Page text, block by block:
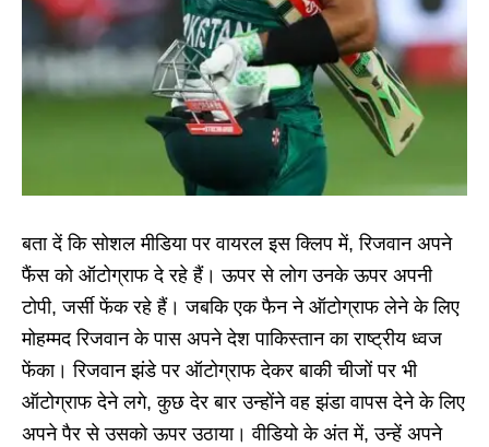
बता दें कि सोशल मीडिया पर वायरल इस क्लिप में, रिजवान अपने
फैंस को ऑटोग्राफ दे रहे हैं। ऊपर से लोग उनके ऊपर अपनी
टोपी, जर्सी फेंक रहे हैं। जबकि एक फैन ने ऑटोग्राफ लेने के लिए
मोहम्मद रिजवान के पास अपने देश पाकिस्तान का राष्ट्रीय ध्वज
फेंका। रिजवान झंडे पर ऑटोग्राफ देकर बाकी चीजों पर भी
ऑटोग्राफ देने लगे, कुछ देर बार उन्होंने वह झंडा वापस देने के लिए
अपने पैर से उसको ऊपर उठाया। वीडियो के अंत में, उन्हें अपने